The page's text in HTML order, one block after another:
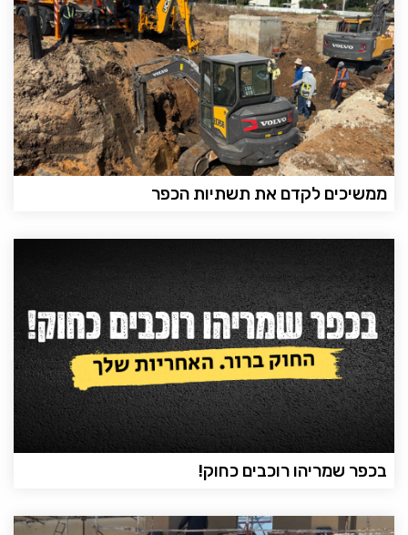
ממשיכים לקדם את תשתיות הכפר
בכפר שמריהו רוכבים כחוק!